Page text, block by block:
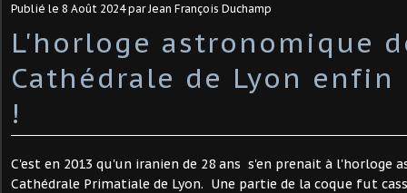
Publié le 8 Août 2024par Jean François Duchamp
L'horloge astronomique
Cathédrale de Lyon enfin
!
C'est en 2013 qu'un iranien de 28 ans s'en prenait à l'horloge
Cathédrale Primatiale de Lyon. Une partie de la coque fut